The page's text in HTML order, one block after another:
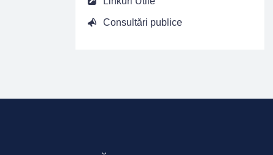
Consultări publice